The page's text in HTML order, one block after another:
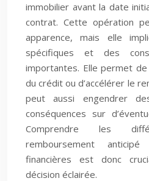
immobilier avant la date
contrat. Cette opération
apparence, mais elle
spécifiques et des
importantes. Elle permet
du crédit ou d’accélérer le
peut aussi engendrer
conséquences sur
Comprendre les
remboursement
financières est donc
décision éclairée.